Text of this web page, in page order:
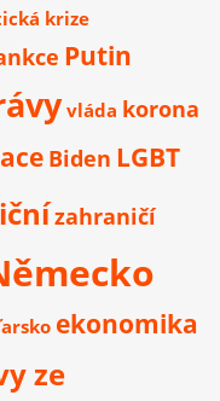
krize
Putin
vláda korona
Biden LGBT
zahraničí
ekonomika
ze